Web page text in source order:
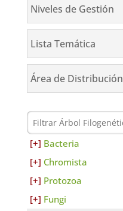
Niveles de Gestión
Lista Temática
Área de Distribución
Bacteria
Chromista
Protozoa
Fungi